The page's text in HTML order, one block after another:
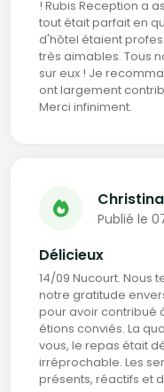
! Rubis Reception a
tout était parfait en
d'hôtel étaient
très aimables. Tous
sur eux ! Je
ont largement
Merci infiniment.
Christina
Publié le
Délicieux
14/09 Nucourt. Nous
notre gratitude
pour avoir contribué
étions conviés. La
vous, le repas était
irréprochable. Les
présents, réactifs et